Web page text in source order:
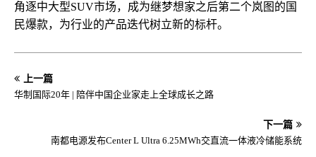
角逐中大型SUV市场，成为继梦想家之后第二个岚图的国
民爆款，为行业的产品迭代树立新的标杆。
上一篇
华制国际20年 | 陪伴中国企业家走上全球成长之路
下一篇
南都电源发布Center L Ultra 6.25MWh交直流一体液冷储能系统